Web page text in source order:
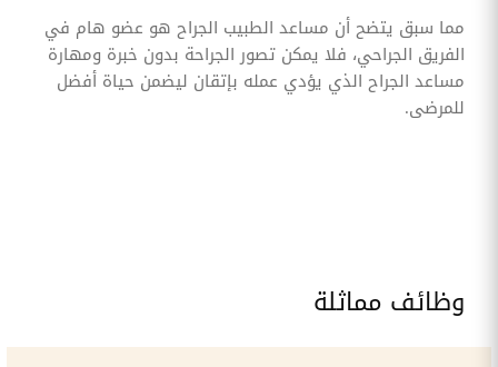
مما سبق يتضح أن مساعد الطبيب الجراح هو عضو هام في
الفريق الجراحي، فلا يمكن تصور الجراحة بدون خبرة ومهارة
مساعد الجراح الذي يؤدي عمله بإتقان ليضمن حياة أفضل
للمرضى.
وظائف مماثلة